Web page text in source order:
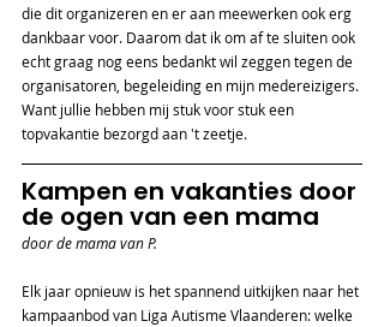
die dit organizeren en er aan meewerken ook erg
dankbaar voor. Daarom dat ik om af te sluiten ook
echt graag nog eens bedankt wil zeggen tegen de
organisatoren, begeleiding en mijn medereizigers.
Want jullie hebben mij stuk voor stuk een
topvakantie bezorgd aan 't zeetje.
Kampen en vakanties door
de ogen van een mama
door de mama van P.
Elk jaar opnieuw is het spannend uitkijken naar het
kampaanbod van Liga Autisme Vlaanderen: welke